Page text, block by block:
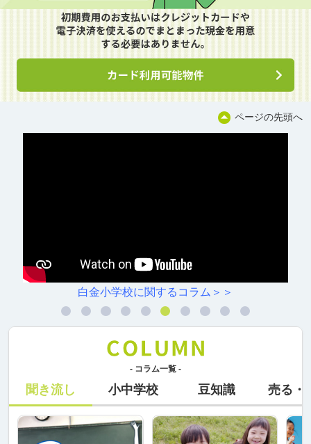
ページの先頭へ
白金小学校に関するコラム＞＞
- コラム一覧 -
聞き流し 小中学校 豆知識 売る・